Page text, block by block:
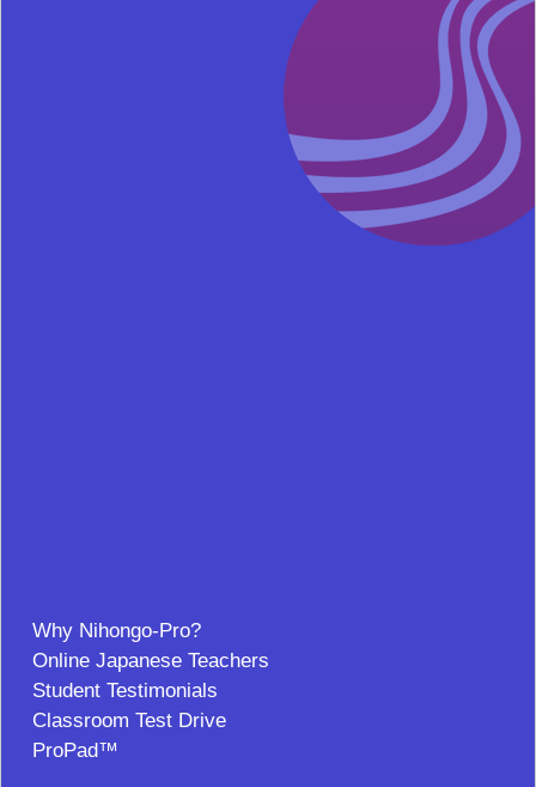
Why Nihongo-Pro?
Online Japanese Teachers
Student Testimonials
Classroom Test Drive
ProPad™